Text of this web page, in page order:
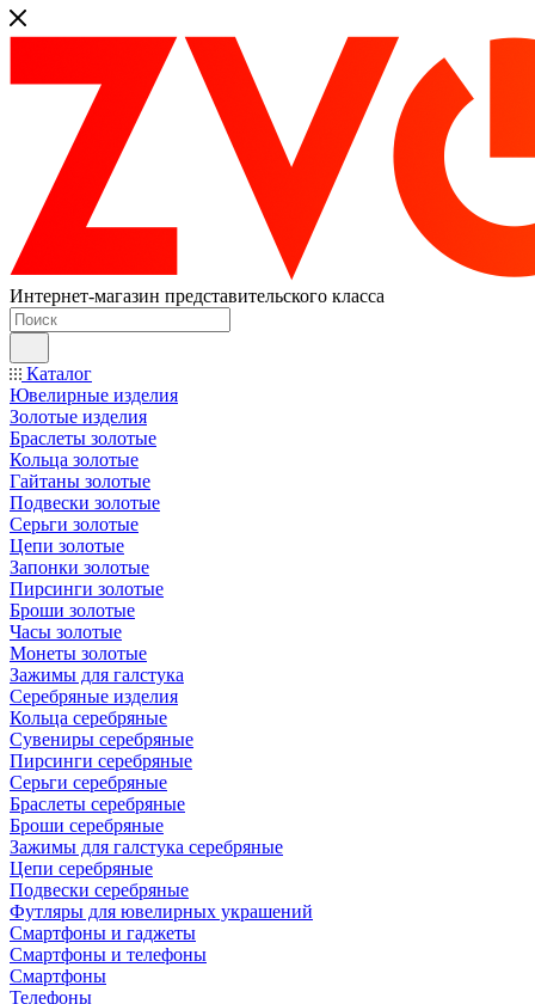
Интернет-магазин представительского класса
Каталог
Ювелирные изделия
Золотые изделия
Браслеты золотые
Кольца золотые
Гайтаны золотые
Подвески золотые
Серьги золотые
Цепи золотые
Запонки золотые
Пирсинги золотые
Броши золотые
Часы золотые
Монеты золотые
Зажимы для галстука
Серебряные изделия
Кольца серебряные
Сувениры серебряные
Пирсинги серебряные
Серьги серебряные
Браслеты серебряные
Броши серебряные
Зажимы для галстука серебряные
Цепи серебряные
Подвески серебряные
Футляры для ювелирных украшений
Смартфоны и гаджеты
Смартфоны и телефоны
Смартфоны
Телефоны